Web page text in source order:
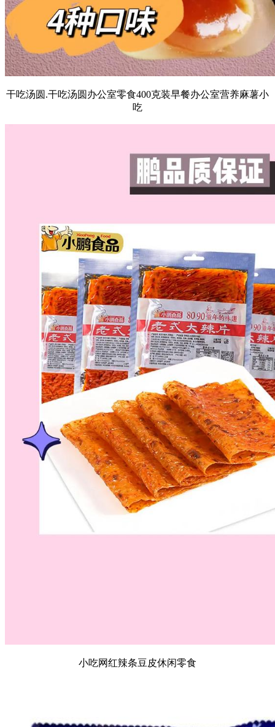
干吃汤圆.干吃汤圆办公室零食400克装早餐办公室营养麻薯小
吃
小吃网红辣条豆皮休闲零食